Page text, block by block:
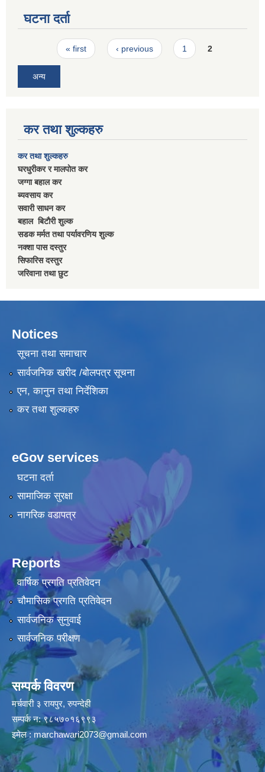
घटना दर्ता
Pages« first ‹ previous 1 2
अन्य
कर तथा शुल्कहरु
कर तथा शुल्कहरु
घरधुरीकर र मालपाेत कर
जग्गा बहाल कर
ब्यवसाय कर
सवारी साधन कर
बहाल बिटाैरी शुल्क
सडक मर्मत तथा पर्यावरणिय शुल्क
नक्शा पास दस्तुर
सिफारिस दस्तुर
जरिवाना तथा छुट
Notices
सूचना तथा समाचार
सार्वजनिक खरीद /बोलपत्र सूचना
एन, कानुन तथा निर्देशिका
कर तथा शुल्कहरु
eGov services
घटना दर्ता
सामाजिक सुरक्षा
नागरिक वडापत्र
Reports
वार्षिक प्रगति प्रतिवेदन
चौमासिक प्रगति प्रतिवेदन
सार्वजनिक सुनुवाई
सार्वजनिक परीक्षण
सम्पर्क विवरण
मर्चवारी ३ रायपुर, रुपन्देही
सम्पर्क न: ९८५७०१६९९३
इमेल : marchawari2073@gmail.com